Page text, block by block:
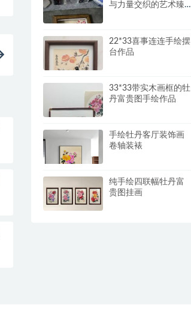
与力量交织的艺术臻
22*33喜事连连手绘摆
台作品
33*33带实木画框的牡
丹富贵图手绘作品
手绘牡丹客厅装饰画
卷轴装裱
纯手绘四联幅牡丹富
贵图挂画